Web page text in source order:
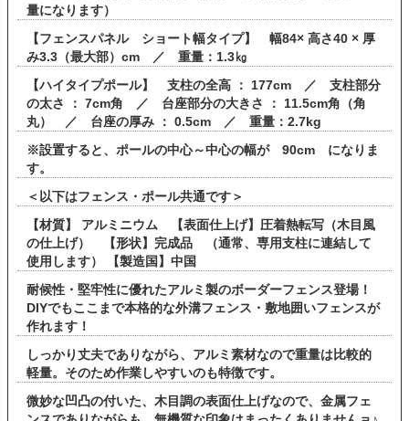
量になります）
【フェンスパネル ショート幅タイプ】 幅84× 高さ40 × 厚
み3.3（最大部）cm ／ 重量：1.3㎏
【ハイタイプポール】 支柱の全高 ： 177cm ／ 支柱部分
の太さ ： 7cm角 ／ 台座部分の大きさ ： 11.5cm角（角
丸） ／ 台座の厚み ： 0.5cm ／ 重量：2.7kg
※設置すると、ポールの中心～中心の幅が 90cm になりま
す。
＜以下はフェンス・ポール共通です＞
【材質】 アルミニウム 【表面仕上げ】圧着熱転写（木目風
の仕上げ） 【形状】完成品 （通常、専用支柱に連結して
使用します） 【製造国】中国
耐候性・堅牢性に優れたアルミ製のボーダーフェンス登場！
DIYでもここまで本格的な外溝フェンス・敷地囲いフェンスが
作れます！
しっかり丈夫でありながら、アルミ素材なので重量は比較的
軽量。そのため作業しやすいのも特徴です。
微妙な凹凸の付いた、木目調の表面仕上げなので、金属フェ